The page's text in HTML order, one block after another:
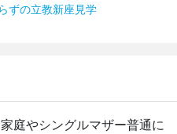
ずの立教新座見学
庭やシングルマザー普通に